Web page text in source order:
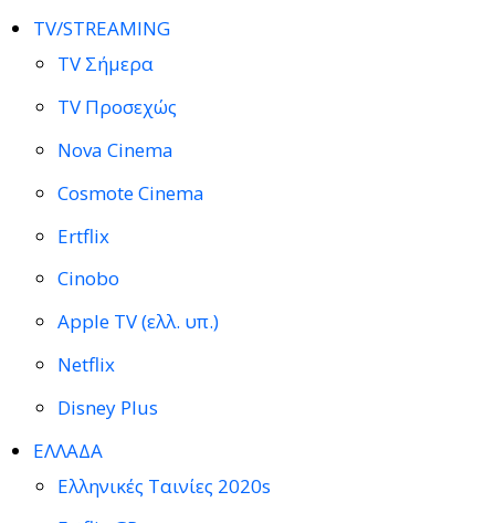
TV/STREAMING
TV Σήμερα
TV Προσεχώς
Nova Cinema
Cosmote Cinema
Ertflix
Cinobo
Apple TV (ελλ. υπ.)
Netflix
Disney Plus
ΕΛΛΑΔΑ
Ελληνικές Ταινίες 2020s